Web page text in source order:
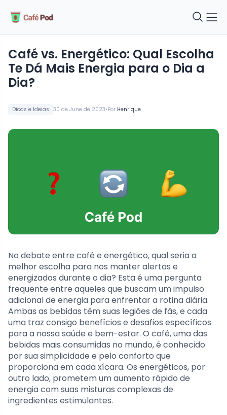
Dicas e Ideias 30 de June de 2023•Por Henrique
Café vs. Energético: Qual Escolha
Te Dá Mais Energia para o Dia a
Dia?
No debate entre café e energético, qual seria a
melhor escolha para nos manter alertas e
energizados durante o dia? Esta é uma pergunta
frequente entre aqueles que buscam um impulso
adicional de energia para enfrentar a rotina diária.
Ambas as bebidas têm suas legiões de fãs, e cada
uma traz consigo benefícios e desafios específicos
para a nossa saúde e bem-estar. O café, uma das
bebidas mais consumidas no mundo, é conhecido
por sua simplicidade e pelo conforto que
proporciona em cada xícara. Os energéticos, por
outro lado, prometem um aumento rápido de
energia com suas misturas complexas de
ingredientes estimulantes.